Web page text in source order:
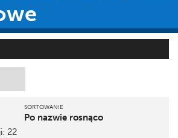
SORTOWANIE
Po nazwie rosnąco
22